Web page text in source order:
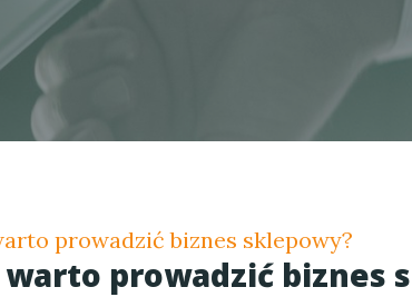
prowadzić biznes sklepowy?
warto prowadzić biznes